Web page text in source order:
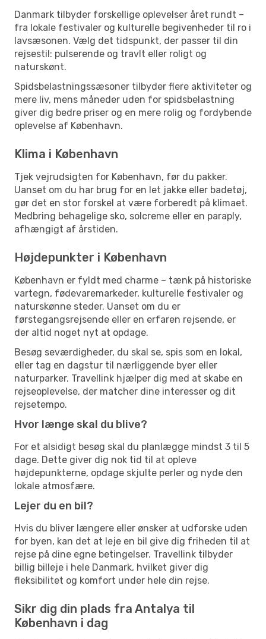
Danmark tilbyder forskellige oplevelser året rundt –
fra lokale festivaler og kulturelle begivenheder til ro i
lavsæsonen. Vælg det tidspunkt, der passer til din
rejsestil: pulserende og travlt eller roligt og
naturskønt.
Spidsbelastningssæsoner tilbyder flere aktiviteter og
mere liv, mens måneder uden for spidsbelastning
giver dig bedre priser og en mere rolig og fordybende
oplevelse af København.
Klima i København
Tjek vejrudsigten for København, før du pakker.
Uanset om du har brug for en let jakke eller badetøj,
gør det en stor forskel at være forberedt på klimaet.
Medbring behagelige sko, solcreme eller en paraply,
afhængigt af årstiden.
Højdepunkter i København
København er fyldt med charme – tænk på historiske
vartegn, fødevaremarkeder, kulturelle festivaler og
naturskønne steder. Uanset om du er
førstegangsrejsende eller en erfaren rejsende, er
der altid noget nyt at opdage.
Besøg seværdigheder, du skal se, spis som en lokal,
eller tag en dagstur til nærliggende byer eller
naturparker. Travellink hjælper dig med at skabe en
rejseoplevelse, der matcher dine interesser og dit
rejsetempo.
Hvor længe skal du blive?
For et alsidigt besøg skal du planlægge mindst 3 til 5
dage. Dette giver dig nok tid til at opleve
højdepunkterne, opdage skjulte perler og nyde den
lokale atmosfære.
Lejer du en bil?
Hvis du bliver længere eller ønsker at udforske uden
for byen, kan det at leje en bil give dig friheden til at
rejse på dine egne betingelser. Travellink tilbyder
billig billeje i hele Danmark, hvilket giver dig
fleksibilitet og komfort under hele din rejse.
Sikr dig din plads fra Antalya til
København i dag